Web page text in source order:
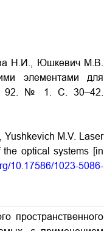
Н.И., Юшкевич М.В.
элементами для
Т. 92. № 1. С. 30–42.
Yushkevich M.V. Laser
optical systems [in
10.17586/1023-5086-
пространственного